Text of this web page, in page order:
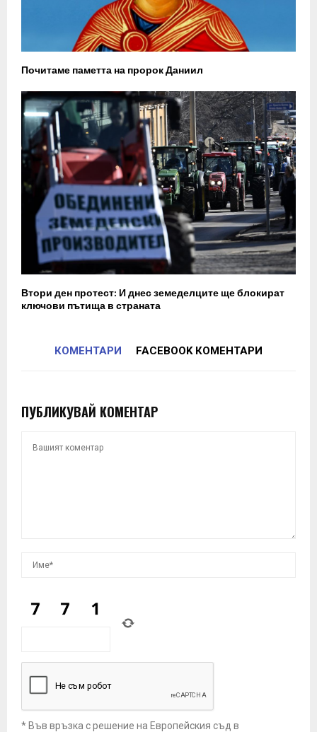
Почитаме паметта на пророк Даниил
Втори ден протест: И днес земеделците ще блокират
ключови пътища в страната
КОМЕНТАРИ FACEBOOK КОМЕНТАРИ
ПУБЛИКУВАЙ КОМЕНТАР
* Във връзка с решение на Европейския съд в